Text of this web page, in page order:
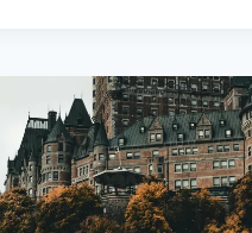
DU
POIDS
NATURELLEMENT
EN
30
JOURS